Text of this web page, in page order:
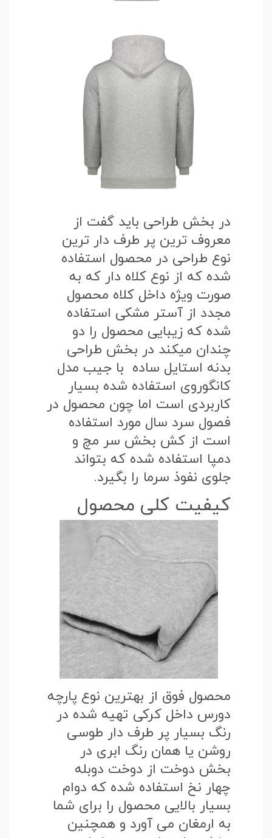
در بخش طراحی باید گفت از
معروف ترین پر طرف دار ترین
نوع طراحی در محصول استفاده
شده که از نوع کلاه دار که به
صورت ویژه داخل کلاه محصول
مجدد از آستر مشکی استفاده
شده که زیبایی محصول را دو
چندان میکند در بخش طراحی
بدنه استایل ساده با جیب مدل
کانگوروی استفاده شده بسیار
کاربردی است اما چون محصول در
فصول سرد سال مورد استفاده
است از کش بخش سر مچ و
دمپا استفاده شده که بتواند
جلوی نفوذ سرما را بگیرد.
کیفیت کلی محصول
محصول فوق از بهترین نوع پارچه
دورس داخل کرکی تهیه شده در
رنگ بسیار پر طرف دار طوسی
روشن یا همان رنگ ابری در
بخش دوخت از دوخت دوبله
چهار نخ استفاده شده که دوام
بسیار بالایی محصول را برای شما
به ارمغان می آورد و همچنین